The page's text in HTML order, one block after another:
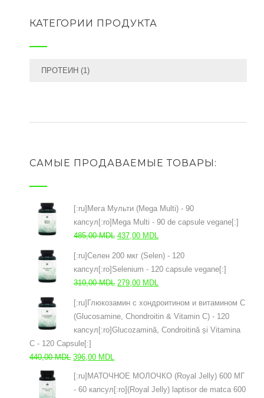
КАТЕГОРИИ ПРОДУКТА
ПРОТЕИН (1)
САМЫЕ ПРОДАВАЕМЫЕ ТОВАРЫ:
[:ru]Мега Мульти (Mega Multi) - 90
капсул[:ro]Mega Multi - 90 de capsule vegane[:]
485,00MDL Первоначальная
составляла
437,00 MDL
437,00 MDL.
[:ru]Селен 200 мкг (Selen) - 120
капсул[:ro]Selenium - 120 capsule vegane[:]
310,00MDL Первоначальная
составляла
310,00 MDL.
279,00 MDL
[:ru]Глюкозамин с хондроитином и витамином С
(Glucosamine, Chondroitin & Vitamin C) - 120
капсул[:ro]Glucozamină, Condroitină și Vitamina
C - 120 Capsule[:]
440,00MDL Первоначальная
396,00 MDL
[:ru]МАТОЧНОЕ МОЛОЧКО (Royal Jelly) 600 МГ
- 60 капсул[:ro](Royal Jelly) laptisor de matca 600